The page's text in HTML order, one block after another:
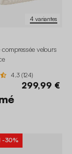
4 variantes
velours
4.3 (124)
299,99 €
-30%